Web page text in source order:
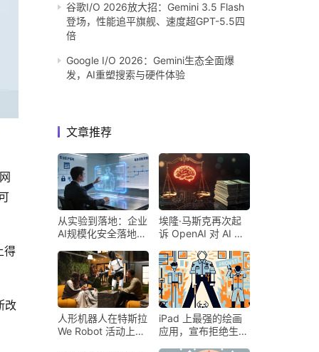
得
改
谷歌I/O 2026放大招：Gemini 3.5 Flash
登场，性能追平旗舰、速度超GPT-5.5四
倍
Google I/O 2026：Gemini生态全面爆
发，AI重塑搜索与硬件体验
文章推荐
从实验到落地：企业
AI规模化安全落地的
埃隆·马斯克再次起
诉 OpenAI 对 AI 行
人形机器人在特斯拉
We Robot 活动上为
iPad 上最强的绘画
应用，宣布拒绝生成